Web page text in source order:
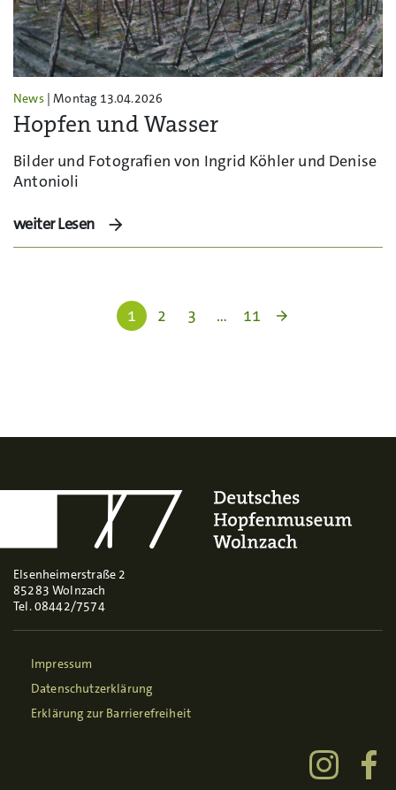
News | Montag 13.04.2026
Hopfen und Wasser
Bilder und Fotografien von Ingrid Köhler und Denise
Antonioli
weiter Lesen
1 2 3 … 11 arrow_forward
Elsenheimerstraße 2
85283 Wolnzach
Tel. 08442/7574
Impressum
Datenschutzerklärung
Erklärung zur Barrierefreiheit